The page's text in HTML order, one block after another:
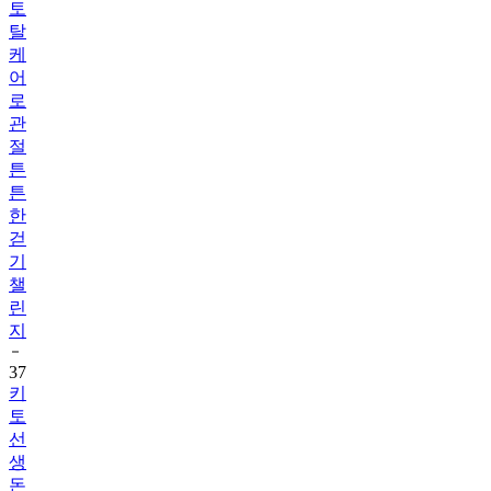
케
어
로
관
절
튼
튼
한
걷
기
챌
린
지
37
키
토
선
생
돈
버